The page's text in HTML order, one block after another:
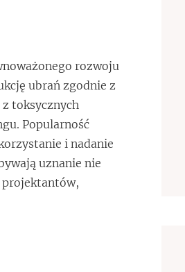
rozwoju
ubrań zgodnie z
toksycznych
Popularność
i nadanie
uznanie nie
projektantów,